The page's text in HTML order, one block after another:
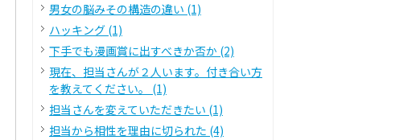
男女の脳みその構造の違い (1)
ハッキング (1)
下手でも漫画賞に出すべきか否か (2)
現在、担当さんが２人います。付き合い方
を教えてください。 (1)
担当さんを変えていただきたい (1)
担当から相性を理由に切られた (4)